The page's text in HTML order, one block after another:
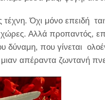
Όχι μόνο επειδή
Αλλά προπαντός,
δύναμη, που γίνεται
απέραντα ζωντανή